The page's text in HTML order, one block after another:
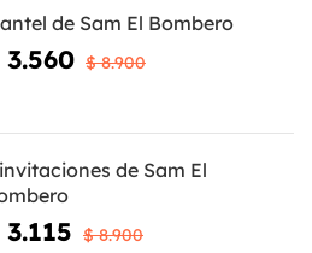
de Sam El Bombero
3.560 $ 8.900
de Sam El
$ 8.900